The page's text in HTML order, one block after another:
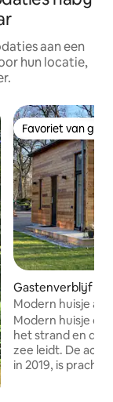
aan een
hun locatie,
Favoriet van
Favoriet van
Gastenverblijf in
Modern huisje
Modern huisje op
het strand en de
zee leidt. De accommodatie, gebouwd
in 2019, is